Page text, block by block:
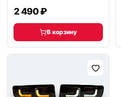
2 490 ₽
В корзину